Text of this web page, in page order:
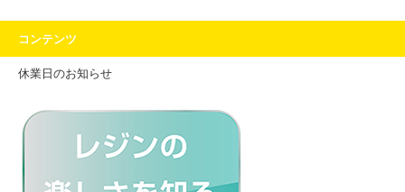
コンテンツ
休業日のお知らせ